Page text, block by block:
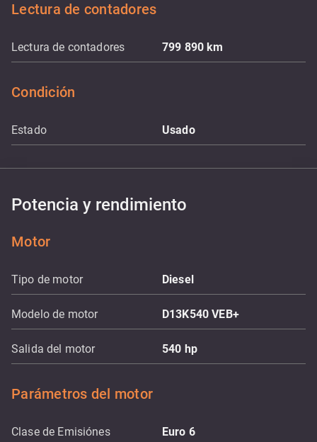
Lectura de contadores
Lectura de contadores 799 890km
Condición
Estado Usado
Potencia y rendimiento
Motor
Tipo de motor Diesel
Modelo de motor D13K540 VEB+
Salida del motor 540 hp
Parámetros del motor
Clase de Emisiónes Euro 6